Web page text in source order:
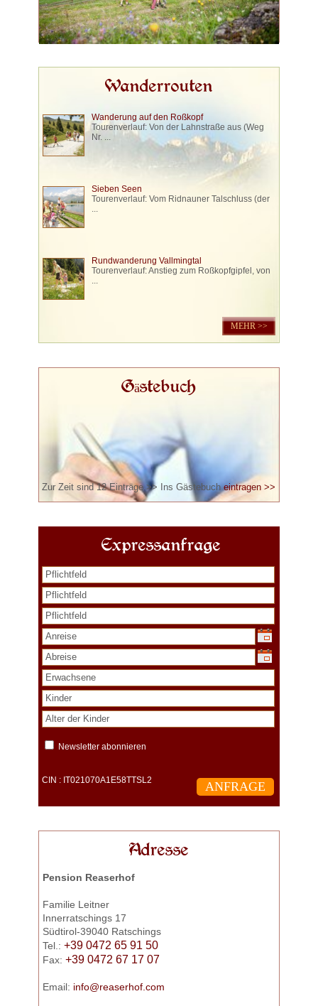
Wanderrouten
Wanderung auf den Roßkopf
Tourenverlauf: Von der Lahnstraße aus (Weg
Nr. ...
Sieben Seen
Tourenverlauf: Vom Ridnauner Talschluss (der
...
Rundwanderung Vallmingtal
Tourenverlauf: Anstieg zum Roßkopfgipfel, von
...
MEHR >>
Gästebuch
Zur Zeit sind 12 Einträge >> Ins Gästebucheintragen >>
Expressanfrage
Newsletter abonnieren
CIN : IT021070A1E58TTSL2
Adresse
Pension Reaserhof
Familie Leitner
Innerratschings 17
Südtirol-39040 Ratschings
Tel.: +39 0472 65 91 50
Fax: +39 0472 67 17 07
Email: info@reaserhof.com